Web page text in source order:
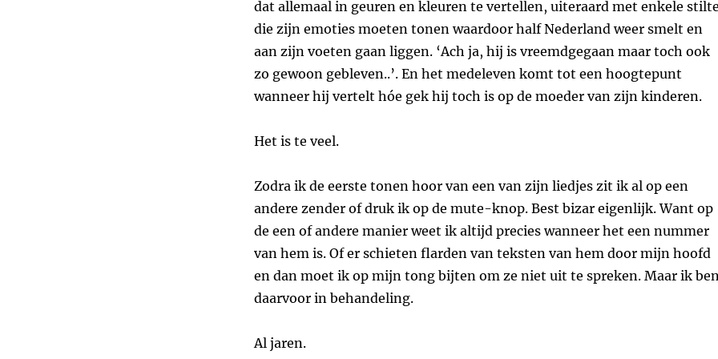
dat allemaal in geuren en kleuren te vertellen, uiteraard met enkele
die zijn emoties moeten tonen waardoor half Nederland weer smelt en
aan zijn voeten gaan liggen. ‘Ach ja, hij is vreemdgegaan maar toch ook
zo gewoon gebleven..’. En het medeleven komt tot een hoogtepunt
wanneer hij vertelt hóe gek hij toch is op de moeder van zijn kinderen.
Het is te veel.
Zodra ik de eerste tonen hoor van een van zijn liedjes zit ik al op een
andere zender of druk ik op de mute-knop. Best bizar eigenlijk. Want op
de een of andere manier weet ik altijd precies wanneer het een nummer
van hem is. Of er schieten flarden van teksten van hem door mijn hoofd
en dan moet ik op mijn tong bijten om ze niet uit te spreken. Maar ik
daarvoor in behandeling.
Al jaren.